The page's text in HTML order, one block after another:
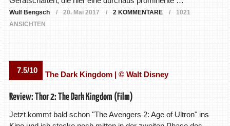
Wulf Bengsch 20. Mai 2017 2 KOMMENTARE
1021
ANSICHTEN
7.5/10
Review: Thor 2: The Dark Kingdom (Film)
Jetzt kommt bald schon "The Avengers 2: Age of Ultron" ins